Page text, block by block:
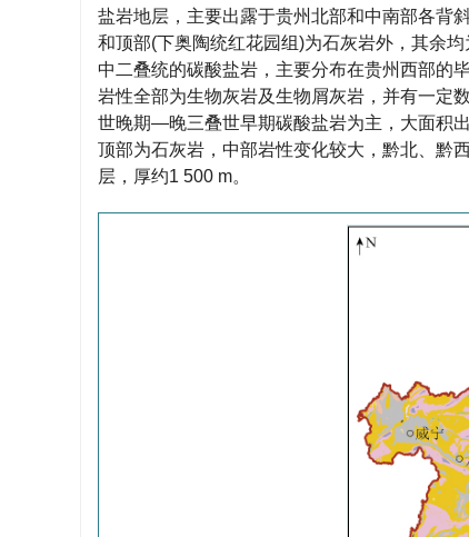
盐岩地层，主要出露于贵州北部和中南部各背
和顶部(下奥陶统红花园组)为石灰岩外，其余
中二叠统的碳酸盐岩，主要分布在贵州西部的
岩性全部为生物灰岩及生物屑灰岩，并有一定
世晚期—晚三叠世早期碳酸盐岩为主，大面积
顶部为石灰岩，中部岩性变化较大，黔北、黔
层，厚约1 500 m。